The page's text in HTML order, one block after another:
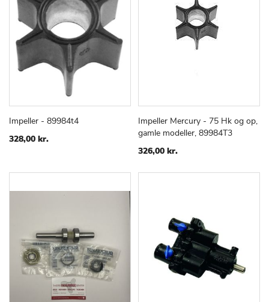
Læg i kurv SAMMENLIGN
Impeller - 89984t4
328,00 kr.
Læg i kurv
TILFØJ
TIL
Impeller Mercury - 75 Hk og op,
gamle modeller, 89984T3
326,00 kr.